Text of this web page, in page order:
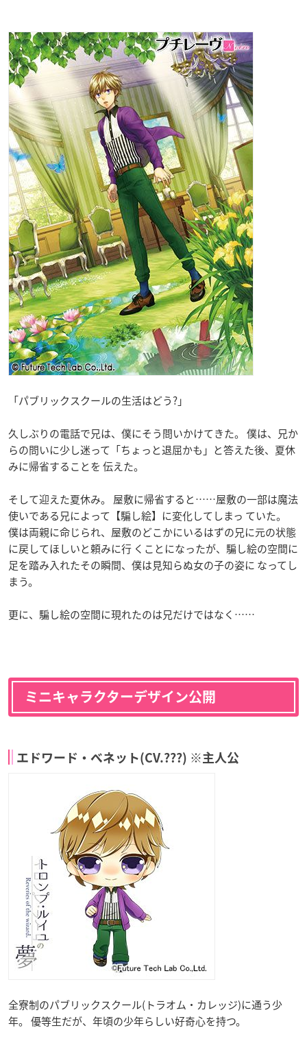
「パブリックスクールの生活はどう?」
久しぶりの電話で兄は、僕にそう問いかけてきた。 僕は、兄か
らの問いに少し迷って「ちょっと退屈かも」と答えた後、夏休
みに帰省することを 伝えた。
そして迎えた夏休み。 屋敷に帰省すると……屋敷の一部は魔法
使いである兄によって【騙し絵】に変化してしまっ ていた。
僕は両親に命じられ、屋敷のどこかにいるはずの兄に元の状態
に戻してほしいと頼みに行 くことになったが、騙し絵の空間に
足を踏み入れたその瞬間、僕は見知らぬ女の子の姿に なってし
まう。
更に、騙し絵の空間に現れたのは兄だけではなく……
ミニキャラクターデザイン公開
エドワード・ベネット(CV.???) ※主人公
全寮制のパブリックスクール(トラオム・カレッジ)に通う少
年。 優等生だが、年頃の少年らしい好奇心を持つ。